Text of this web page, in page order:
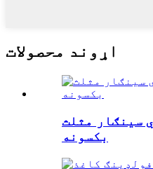
اړوند محصولات
سینګار مثلث
بکسونه